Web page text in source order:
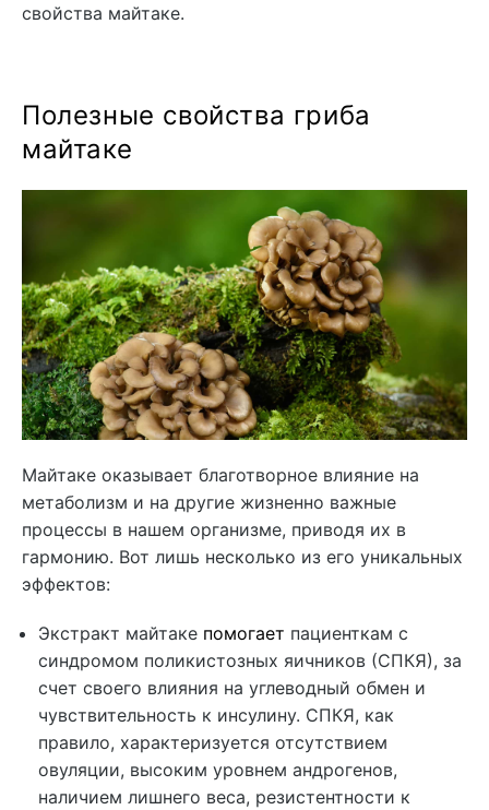
свойства майтаке.
Полезные свойства гриба
майтаке
Майтаке оказывает благотворное влияние на
метаболизм и на другие жизненно важные
процессы в нашем организме, приводя их в
гармонию. Вот лишь несколько из его уникальных
эффектов:
Экстракт майтаке помогает пациенткам с
синдромом поликистозных яичников (СПКЯ), за
счет своего влияния на углеводный обмен и
чувствительность к инсулину. СПКЯ, как
правило, характеризуется отсутствием
овуляции, высоким уровнем андрогенов,
наличием лишнего веса, резистентности к